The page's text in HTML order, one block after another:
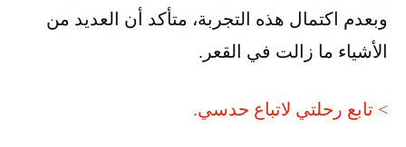
وبعدم اكتمال هذه التجربة، متأكد أن العديد من
الأشياء ما زالت في القعر.
> تابع رحلتي لاتباع حدسي.